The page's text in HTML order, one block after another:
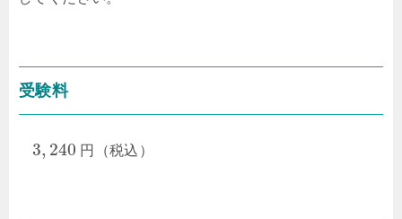
受験料
3, 240 円（税込）